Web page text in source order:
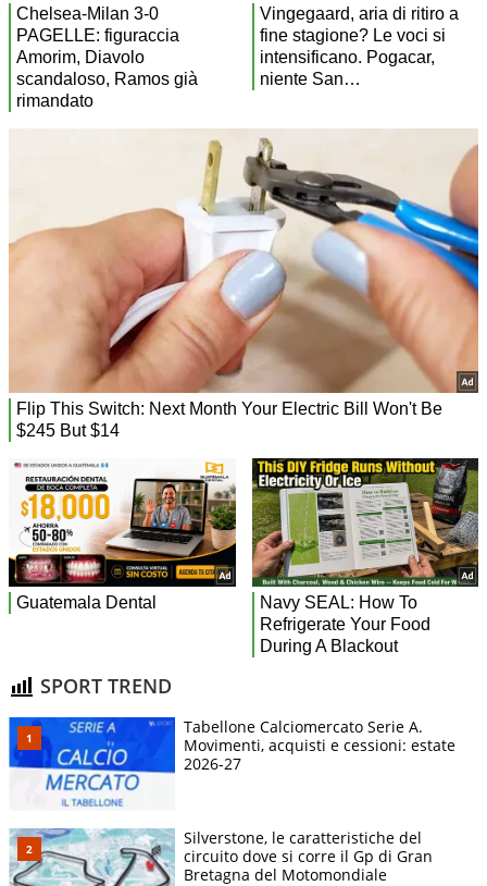
SPORT TREND
Tabellone Calciomercato Serie A.
Movimenti, acquisti e cessioni: estate
2026-27
Silverstone, le caratteristiche del
circuito dove si corre il Gp di Gran
Bretagna del Motomondiale